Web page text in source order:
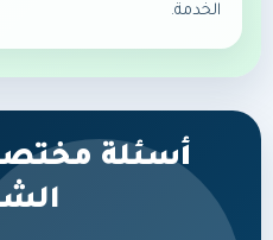
الخدمة.
أسئلة